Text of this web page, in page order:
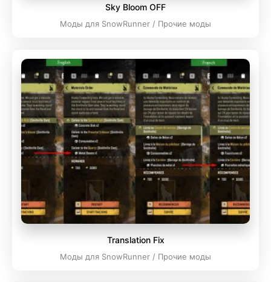
Sky Bloom OFF
Моды для SnowRunner / Прочие моды
Translation Fix
Моды для SnowRunner / Прочие моды